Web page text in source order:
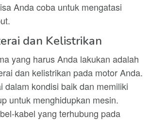
Anda coba untuk mengatasi
dan Kelistrikan
yang harus Anda lakukan adalah
dan kelistrikan pada motor Anda.
dalam kondisi baik dan memiliki
untuk menghidupkan mesin.
kabel yang terhubung pada